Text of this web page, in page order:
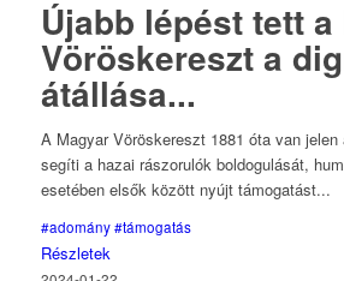
Újabb lépést tett a
Vöröskereszt a
átállása...
A Magyar Vöröskereszt 1881 óta van jelen
segíti a hazai rászorulók boldogulását,
esetében elsők között nyújt támogatást...
#adomány #támogatás
Részletek